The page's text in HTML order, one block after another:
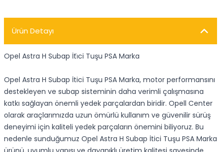
Ürün Detayı
Opel Astra H Subap İti̇ci Tuşu PSA Marka
Opel Astra H Subap İtici Tuşu PSA Marka, motor performansını
destekleyen ve subap sisteminin daha verimli çalışmasına
katkı sağlayan önemli yedek parçalardan biridir. Opell Center
olarak araçlarımızda uzun ömürlü kullanım ve güvenilir sürüş
deneyimi için kaliteli yedek parçaların önemini biliyoruz. Bu
nedenle sunduğumuz Opel Astra H Subap İtici Tuşu PSA Marka